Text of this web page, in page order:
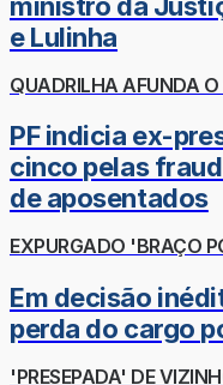
e Lulinha
QUADRILHA AFUNDA O
PF indicia ex-
cinco pelas
de aposentados
EXPURGADO 'BRAÇO
Em decisão
perda do cargo
'PRESEPADA' DE